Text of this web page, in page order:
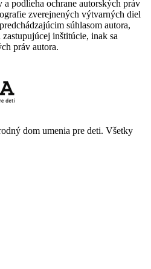
a podlieha ochrane autorských práv
zverejnených výtvarných diel
súhlasom autora,
inštitúcie, inak sa
práv autora.
dom umenia pre deti. Všetky